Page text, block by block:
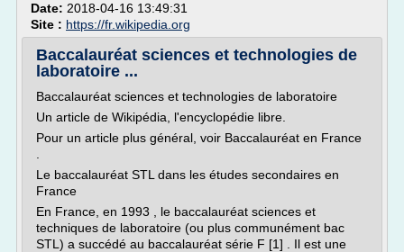
Date: 2018-04-16 13:49:31
Site : https://fr.wikipedia.org
Baccalauréat sciences et technologies de
laboratoire ...
Baccalauréat sciences et technologies de laboratoire
Un article de Wikipédia, l'encyclopédie libre.
Pour un article plus général, voir Baccalauréat en France
Le baccalauréat STL dans les études secondaires en
France
En France, en 1993 , le baccalauréat sciences et
techniques de laboratoire (ou plus communément bac
STL) a succédé au baccalauréat série F [1] . Il est une